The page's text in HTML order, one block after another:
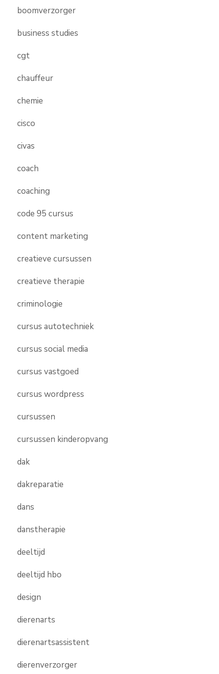
boomverzorger
business studies
cgt
chauffeur
chemie
cisco
civas
coach
coaching
code 95 cursus
content marketing
creatieve cursussen
creatieve therapie
criminologie
cursus autotechniek
cursus social media
cursus vastgoed
cursus wordpress
cursussen
cursussen kinderopvang
dak
dakreparatie
dans
danstherapie
deeltijd
deeltijd hbo
design
dierenarts
dierenartsassistent
dierenverzorger